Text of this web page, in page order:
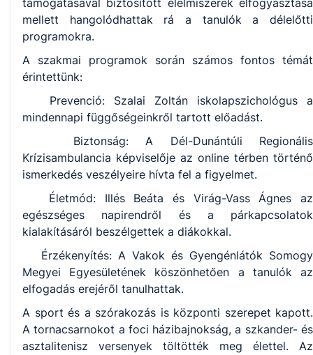
támogatásával biztosított élelmiszerek elfogyasztása
mellett hangolódhattak rá a tanulók a délelőtti
programokra.
A szakmai programok során számos fontos témát
érintettünk:
Prevenció: Szalai Zoltán iskolapszichológus a
mindennapi függőségeinkről tartott előadást.
Biztonság: A Dél-Dunántúli Regionális
Krízisambulancia képviselője az online térben történő
ismerkedés veszélyeire hívta fel a figyelmet.
Életmód: Illés Beáta és Virág-Vass Ágnes az
egészséges napirendről és a párkapcsolatok
kialakításáról beszélgettek a diákokkal.
Érzékenyítés: A Vakok és Gyengénlátók Somogy
Megyei Egyesületének köszönhetően a tanulók az
elfogadás erejéről tanulhattak.
A sport és a szórakozás is központi szerepet kapott.
A tornacsarnokot a foci házibajnokság, a szkander- és
asztalitenisz versenyek töltötték meg élettel. Az